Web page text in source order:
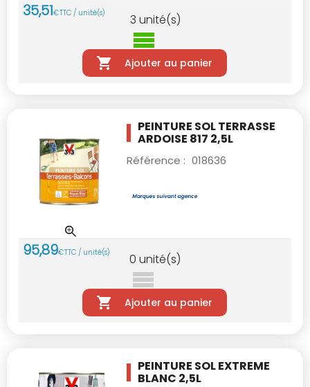
35,51€TTC / unité(s) 3 unité(s)
Ajouter au panier
PEINTURE SOL TERRASSE
ARDOISE 817 2,5L
Référence : 018636
95,89€TTC / unité(s) 0 unité(s)
Ajouter au panier
PEINTURE SOL EXTREME
BLANC 2,5L